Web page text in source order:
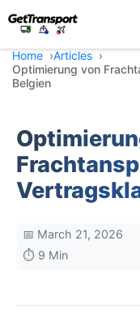
Home
Articles
Optimierung von
Belgien
📅 March 21, 2026
⏱️ 9 Min